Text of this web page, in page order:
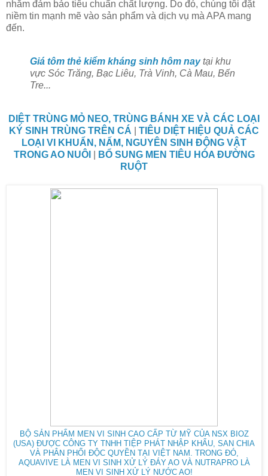
nhằm đảm bảo tiêu chuẩn chất lượng. Do đó, chúng tôi đặt
niềm tin mạnh mẽ vào sản phẩm và dịch vụ mà APA mang
đến.
Giá tôm thẻ kiểm kháng sinh hôm naytại khu
vực Sóc Trăng, Bạc Liêu, Trà Vinh, Cà Mau, Bến
Tre...
DIỆT TRÙNG MỎ NEO, TRÙNG BÁNH XE VÀ CÁC LOẠI
KÝ SINH TRÙNG TRÊN CÁ
TIÊU DIỆT HIỆU QUẢ CÁC
LOẠI VI KHUẨN, NẤM, NGUYÊN SINH ĐỘNG VẬT
TRONG AO NUÔI
BỔ SUNG MEN TIÊU HÓA ĐƯỜNG
RUỘT
BỘ SẢN PHẨM MEN VI SINH CAO CẤP TỪ MỸ CỦA NSX BIOZ
(USA) ĐƯỢC CÔNG TY TNHH TIỆP PHÁT NHẬP KHẨU, SAN CHIA
VÀ PHÂN PHỐI ĐỘC QUYỀN TẠI VIỆT NAM. TRONG ĐÓ,
AQUAVIVE LÀ MEN VI SINH XỬ LÝ ĐÁY AO VÀ NUTRAPRO LÀ
MEN VI SINH XỬ LÝ NƯỚC AO!